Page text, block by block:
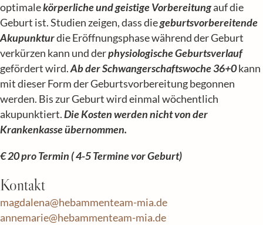
optimalekörperliche und geistige Vorbereitungauf die
Geburt ist. Studien zeigen, dass diegeburtsvorbereitende
Akupunkturdie Eröffnungsphase während der Geburt
verkürzen kann und derphysiologische Geburtsverlauf
gefördert wird.Ab der Schwangerschaftswoche 36+0kann
mit dieser Form der Geburtsvorbereitung begonnen
werden. Bis zur Geburt wird einmal wöchentlich
akupunktiert.Die Kosten werden nicht von der
Krankenkasse übernommen.
€ 20 pro Termin ( 4-5 Termine vor Geburt)
Kontakt
magdalena@hebammenteam-mia.de
annemarie@hebammenteam-mia.de